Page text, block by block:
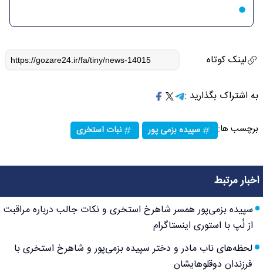
لینک کوتاه
به اشتراک بگذارید :
برچسب ها: سپیده بزمی پور نبات استخری
اخبار مرتبط
سپیده بزمی‌پور همسر شاهرخ استخری و نکات جالب درباره مراقبت
از لُپ با استوری اینستاگرام
لحظه‌های ناب مادر و دختر سپیده بزمی‌پور و شاهرخ استخری با
فرزندان دوقلوهایشان